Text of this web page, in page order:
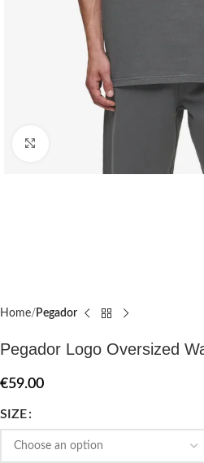
Home Pegador​
Pegador Logo Oversized
€59.00
SIZE